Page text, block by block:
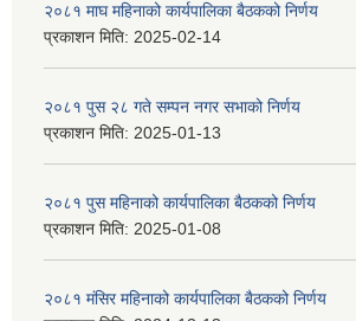
२०८१ माघ महिनाको कार्यपालिका बैठकको निर्णय
प्रकाशन मिति: 2025-02-14
२०८१ पुस २८ गते सम्प‍न नगर सभाको निर्णय
प्रकाशन मिति: 2025-01-13
२०८१ पुस महिनाको कार्यपालिका बैठकको निर्णय
प्रकाशन मिति: 2025-01-08
२०८१ मंसिर महिनाको कार्यपालिका बैठकको निर्णय